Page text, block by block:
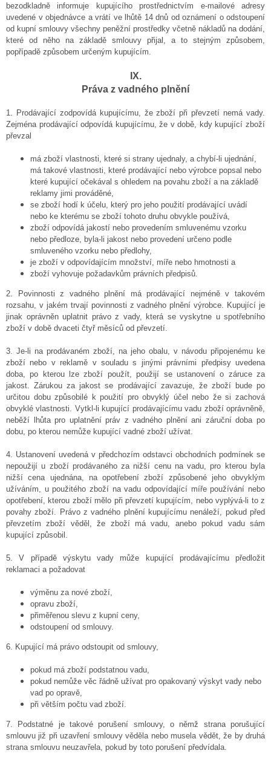
bezodkladně informuje kupujícího prostřednictvím e-mailové adresy
uvedené v objednávce a vrátí ve lhůtě 14 dnů od oznámení o odstoupení
od kupní smlouvy všechny peněžní prostředky včetně nákladů na dodání,
které od něho na základě smlouvy přijal, a to stejným způsobem,
popřípadě způsobem určeným kupujícím.
IX.
Práva z vadného plnění
1.
Prodávající zodpovídá kupujícímu, že zboží při převzetí nemá vady.
Zejména prodávající odpovídá kupujícímu, že v době, kdy kupující zboží
převzal
má zboží vlastnosti, které si strany ujednaly, a chybí-li ujednání,
má takové vlastnosti, které prodávající nebo výrobce popsal nebo
které kupující očekával s ohledem na povahu zboží a na základě
reklamy jimi prováděné,
se zboží hodí k účelu, který pro jeho použití prodávající uvádí
nebo ke kterému se zboží tohoto druhu obvykle používá,
zboží odpovídá jakostí nebo provedením smluvenému vzorku
nebo předloze, byla-li jakost nebo provedení určeno podle
smluveného vzorku nebo předlohy,
je zboží v odpovídajícím množství, míře nebo hmotnosti a
zboží vyhovuje požadavkům právních předpisů.
2.
Povinnosti z vadného plnění má prodávající nejméně v takovém
rozsahu, v jakém trvají povinnosti z vadného plnění výrobce. Kupující je
jinak oprávněn uplatnit právo z vady, která se vyskytne u spotřebního
zboží v době dvaceti čtyř měsíců od převzetí.
3. Je-li na prodávaném zboží, na jeho obalu, v návodu připojenému ke
zboží nebo v reklamě v souladu s jinými právními předpisy uvedena
doba, po kterou lze zboží použít, použijí se ustanovení o záruce za
jakost. Zárukou za jakost se prodávající zavazuje, že zboží bude po
určitou dobu způsobilé k použití pro obvyklý účel nebo že si zachová
obvyklé vlastnosti. Vytkl-li kupující prodávajícímu vadu zboží oprávněně,
neběží lhůta pro uplatnění práv z vadného plnění ani záruční doba po
dobu, po kterou nemůže kupující vadné zboží užívat.
4. Ustanovení uvedená v předchozím odstavci obchodních podmínek se
nepoužijí u zboží prodávaného za nižší cenu na vadu, pro kterou byla
nižší cena ujednána, na opotřebení zboží způsobené jeho obvyklým
užíváním, u použitého zboží na vadu odpovídající míře používání nebo
opotřebení, kterou zboží mělo při převzetí kupujícím, nebo vyplývá-li to z
povahy zboží. Právo z vadného plnění kupujícímu nenáleží, pokud před
převzetím zboží věděl, že zboží má vadu, anebo pokud vadu sám
kupující způsobil.
5. V případě výskytu vady může kupující prodávajícímu předložit
reklamaci a požadovat
výměnu za nové zboží,
opravu zboží,
přiměřenou slevu z kupní ceny,
odstoupení od smlouvy.
6. Kupující má právo odstoupit od smlouvy,
pokud má zboží podstatnou vadu,
pokud nemůže věc řádně užívat pro opakovaný výskyt vady nebo
vad po opravě,
při větším počtu vad zboží.
7.
Podstatné je takové porušení smlouvy, o němž strana porušující
smlouvu již při uzavření smlouvy věděla nebo musela vědět, že by druhá
strana smlouvu neuzavřela, pokud by toto porušení předvídala.